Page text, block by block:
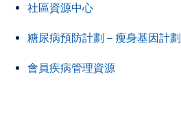
社區資源中心
糖尿病預防計劃 – 瘦身基因計劃
會員疾病管理資源